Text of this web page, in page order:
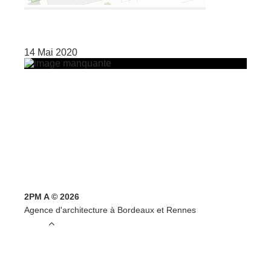
14 Mai 2020
2PM A © 2026
Agence d'architecture à Bordeaux et Rennes
